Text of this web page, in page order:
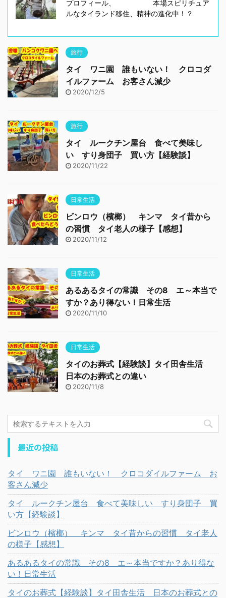
プロフィール、 本場スピリチュア
ルなタイランド移住、精神の進化中！？
旅行
タイ ワニ園 誰もいない！ クロコダ
イルファーム お客さん減少
2020/12/5
旅行
タイ ルークチン屋台 食べて美味し
い すり身団子 買い方【経験談】
2020/11/22
日常生活
ビンロウ（檳榔） キンマ タイ昔から
の習慣 タイ老人の様子【感想】
2020/11/12
日常生活
あるあるタイの常識 その8 エ～本当で
すか？あり得ない！日常生活
2020/11/10
日常生活
タイのお葬式【経験談】タイ田舎生活
日本のお葬式との違い
2020/11/8
最近の投稿
タイ ワニ園 誰もいない！ クロコダイルファーム お
客さん減少
タイ ルークチン屋台 食べて美味しい すり身団子 買
い方【経験談】
ビンロウ（檳榔） キンマ タイ昔からの習慣 タイ老人
の様子【感想】
あるあるタイの常識 その8 エ～本当ですか？あり得な
い！日常生活
タイのお葬式【経験談】タイ田舎生活 日本のお葬式との